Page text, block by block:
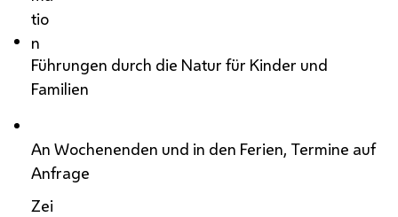
tio
n
Führungen durch die Natur für Kinder und
Familien
An Wochenenden und in den Ferien, Termine auf
Anfrage
Zei